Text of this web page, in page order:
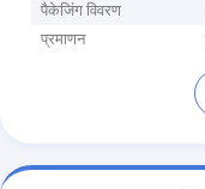
पैकेजिंग विवरण
प्रमाणन